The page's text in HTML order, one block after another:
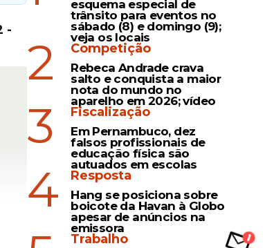
-
esquema especial de
trânsito para eventos no
sábado (8) e domingo (9);
veja os locais
2 Competição
Rebeca Andrade crava
salto e conquista a maior
nota do mundo no
aparelho em 2026; vídeo
3 Fiscalização
Em Pernambuco, dez
falsos profissionais de
educação física são
autuados em escolas
4 Resposta
Hang se posiciona sobre
boicote da Havan à Globo
apesar de anúncios na
emissora
Trabalho